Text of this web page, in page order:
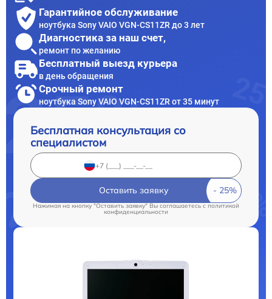
Гарантийное обслуживание
ноутбука Sony VAIO VGN-CS11ZR до 3 лет
Диагностика за наш счет,
ремонт по желанию
Бесплатный выезд курьера
в день обращения
Срочный ремонт
ноутбука Sony VAIO VGN-CS11ZR от 35 минут
Бесплатная консультация со
специалистом
Оставить заявку
Нажимая на кнопку "Оставить заявку" Вы соглашаетесь c политикой
конфиденциальности